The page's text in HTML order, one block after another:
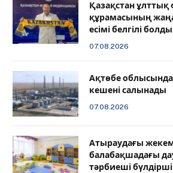
Қазақстан ұлттық
құрамасының жаңа
есімі белгілі болды
07.08.2026
Ақтөбе
кешені салынады
07.08.2026
Атыраудағы
балабақшадағы
тәрбиеші